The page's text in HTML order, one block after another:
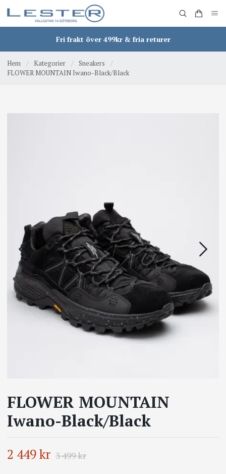
Fri frakt över 499kr & fria returer
Hem / Kategorier / Sneakers
/
FLOWER MOUNTAIN Iwano-Black/Black
FLOWER MOUNTAIN
Iwano-Black/Black
2 449 kr 3 499 kr